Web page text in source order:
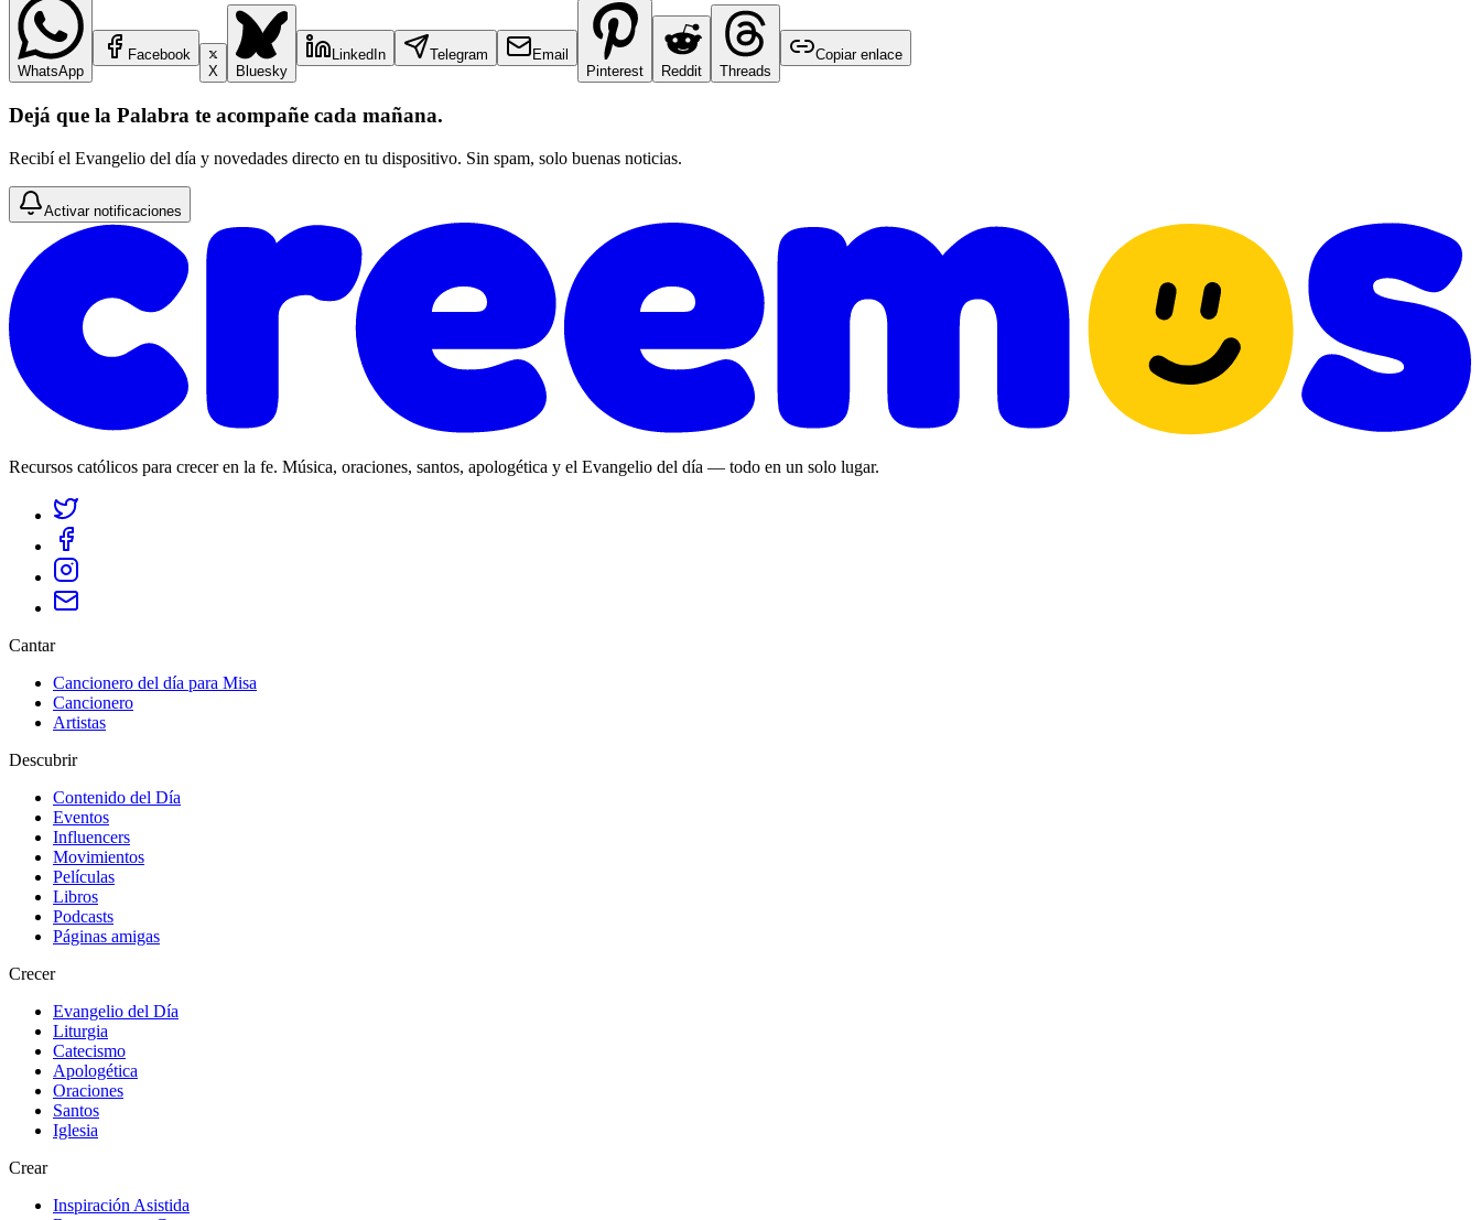
WhatsApp
Facebook
X
Bluesky
LinkedIn Telegram
Email
Pinterest
Reddit Threads
Copiar enlace
Dejá que la Palabra te acompañe cada mañana.
Recibí el Evangelio del día y novedades directo en tu dispositivo. Sin spam, solo buenas noticias.
Activar notificaciones
Recursos católicos para crecer en la fe. Música, oraciones, santos, apologética y el Evangelio del día — todo en un solo lugar.
Cantar
Cancionero del día para Misa
Cancionero
Artistas
Descubrir
Contenido del Día
Eventos
Influencers
Movimientos
Películas
Libros
Podcasts
Páginas amigas
Crecer
Evangelio del Día
Liturgia
Catecismo
Apologética
Oraciones
Santos
Iglesia
Crear
Inspiración Asistida